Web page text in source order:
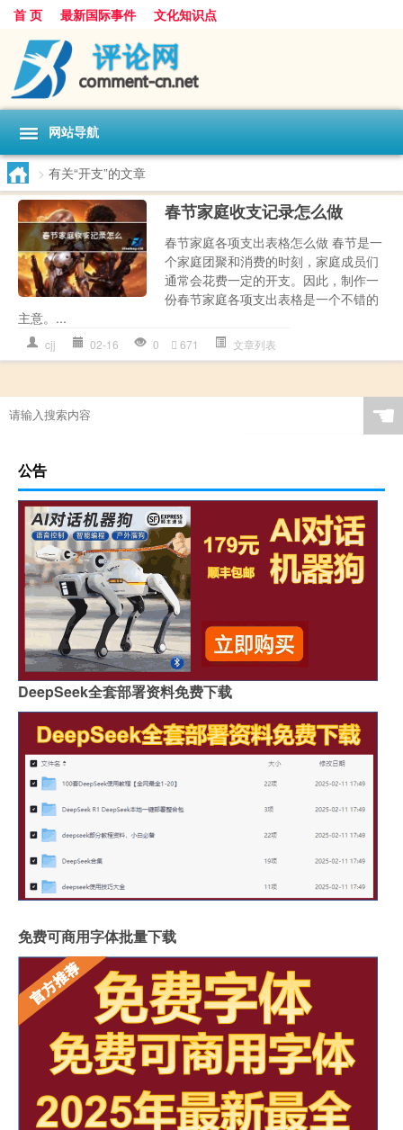
首 页 最新国际事件 文化知识点
网站导航
> 有关“开支”的文章
春节家庭收支记录怎么做
春节家庭各项支出表格怎么做 春节是一
个家庭团聚和消费的时刻，家庭成员们
通常会花费一定的开支。因此，制作一
份春节家庭各项支出表格是一个不错的
主意。...
cjj 02-16 0 671 文章列表
☚
公告
DeepSeek全套部署资料免费下载
免费可商用字体批量下载